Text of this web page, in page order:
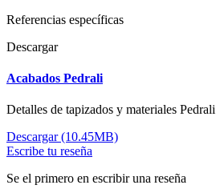
Referencias específicas
Descargar
Acabados Pedrali
Detalles de tapizados y materiales Pedrali
Descargar (10.45MB)
Escribe tu reseña
Se el primero en escribir una reseña